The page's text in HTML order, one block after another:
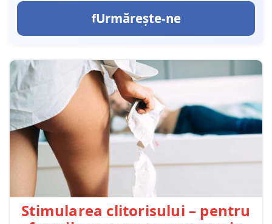
Urmărește-ne
Stimularea clitorisului – pentru